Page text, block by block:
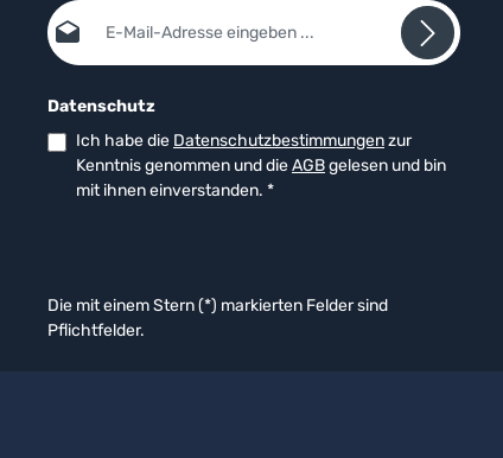
E-Mail-Adresse*
Datenschutz
Ich habe die Datenschutzbestimmungenzur
Kenntnis genommen und dieAGBgelesen und bin
mit ihnen einverstanden. *
Die mit einem Stern (*) markierten Felder sind
Pflichtfelder.